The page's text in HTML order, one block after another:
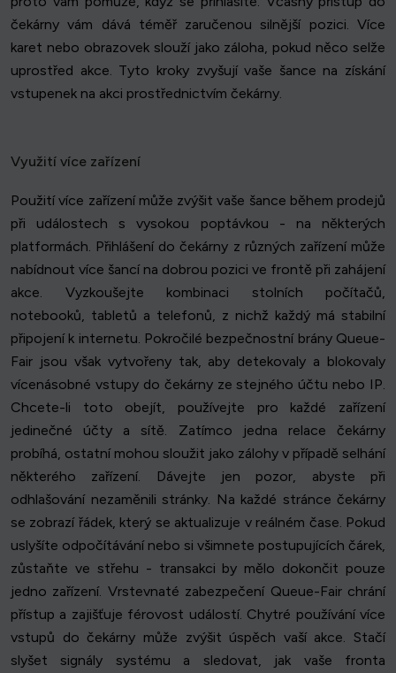
čekárny vám dává téměř zaručenou silnější pozici. Více
karet nebo obrazovek slouží jako záloha, pokud něco selže
uprostřed akce. Tyto kroky zvyšují vaše šance na získání
vstupenek na akci prostřednictvím čekárny.
Využití více zařízení
Použití více zařízení může zvýšit vaše šance během prodejů
při událostech s vysokou poptávkou - na některých
platformách. Přihlášení do čekárny z různých zařízení může
nabídnout více šancí na dobrou pozici ve frontě při zahájení
akce. Vyzkoušejte kombinaci stolních počítačů,
notebooků, tabletů a telefonů, z nichž každý má stabilní
připojení k internetu. Pokročilé bezpečnostní brány Queue-
Fair jsou však vytvořeny tak, aby detekovaly a blokovaly
vícenásobné vstupy do čekárny ze stejného účtu nebo IP.
Chcete-li toto obejít, používejte pro každé zařízení
jedinečné účty a sítě. Zatímco jedna relace čekárny
probíhá, ostatní mohou sloužit jako zálohy v případě selhání
některého zařízení. Dávejte jen pozor, abyste při
odhlašování nezaměnili stránky. Na každé stránce čekárny
se zobrazí řádek, který se aktualizuje v reálném čase. Pokud
uslyšíte odpočítávání nebo si všimnete postupujících čárek,
zůstaňte ve střehu - transakci by mělo dokončit pouze
jedno zařízení. Vrstevnaté zabezpečení Queue-Fair chrání
přístup a zajišťuje férovost událostí. Chytré používání více
vstupů do čekárny může zvýšit úspěch vaší akce. Stačí
slyšet signály systému a sledovat, jak vaše fronta